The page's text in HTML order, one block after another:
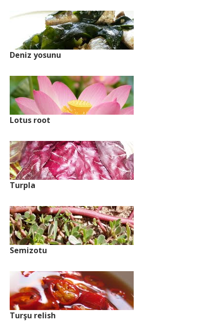
Deniz yosunu
Lotus root
Turpla
Semizotu
Turşu relish